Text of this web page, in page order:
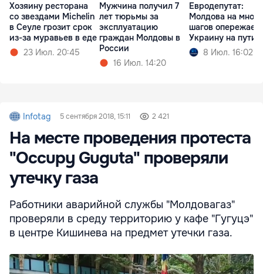
Хозяину ресторана
со звездами Michelin
в Сеуле грозит срок
из-за муравьев в еде
23 Июл. 20:45
Мужчина получил 7
лет тюрьмы за
эксплуатацию
граждан Молдовы в
России
16 Июл. 14:20
Евродепутат:
Молдова на много
шагов опережает
Украину на пути
8 Июл. 16:02
Infotag 5 сентября 2018, 15:11 2 421
На месте проведения протеста
"Occupy Guguta" проверяли
утечку газа
Работники аварийной службы "Молдовагаз"
проверяли в среду территорию у кафе "Гугуцэ"
в центре Кишинева на предмет утечки газа.